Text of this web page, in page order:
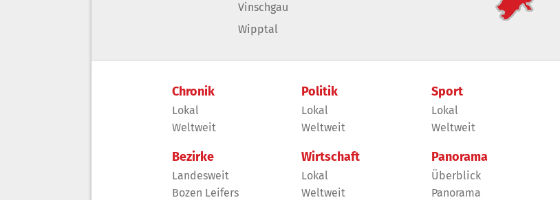
Vinschgau
Wipptal
Chronik
Lokal
Weltweit
Bezirke
Landesweit
Bozen Leifers
Politik
Lokal
Weltweit
Wirtschaft
Lokal
Weltweit
Sport
Lokal
Weltweit
Panorama
Überblick
Panorama